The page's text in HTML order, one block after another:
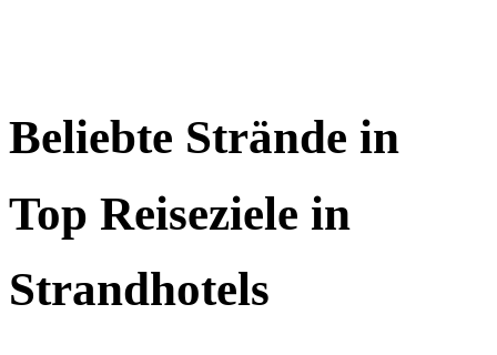
Beliebte Strände in
Top Reiseziele in
Strandhotels